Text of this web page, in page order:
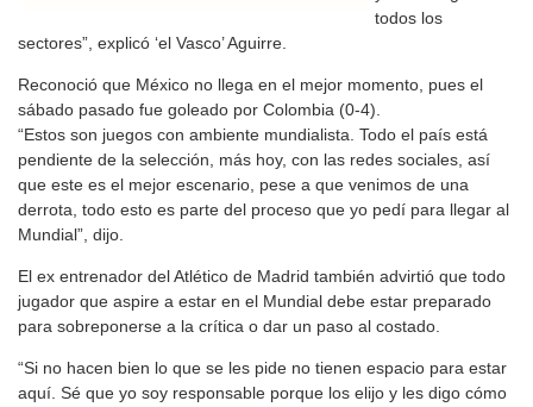
todos los
sectores”, explicó ‘el Vasco’ Aguirre.
Reconoció que México no llega en el mejor momento, pues el
sábado pasado fue goleado por Colombia (0-4).
“Estos son juegos con ambiente mundialista. Todo el país está
pendiente de la selección, más hoy, con las redes sociales, así
que este es el mejor escenario, pese a que venimos de una
derrota, todo esto es parte del proceso que yo pedí para llegar al
Mundial”, dijo.
El ex entrenador del Atlético de Madrid también advirtió que todo
jugador que aspire a estar en el Mundial debe estar preparado
para sobreponerse a la crítica o dar un paso al costado.
“Si no hacen bien lo que se les pide no tienen espacio para estar
aquí. Sé que yo soy responsable porque los elijo y les digo cómo